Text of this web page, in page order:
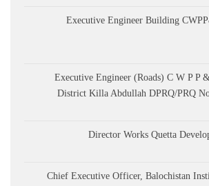
Executive Engineer Building
Executive Engineer (Roads) C W P P
District Killa Abdullah ​DPRQ/PRQ
Director Works Quetta
Chief Executive Officer, Balochistan